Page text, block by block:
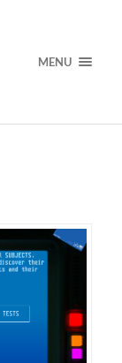
MENU